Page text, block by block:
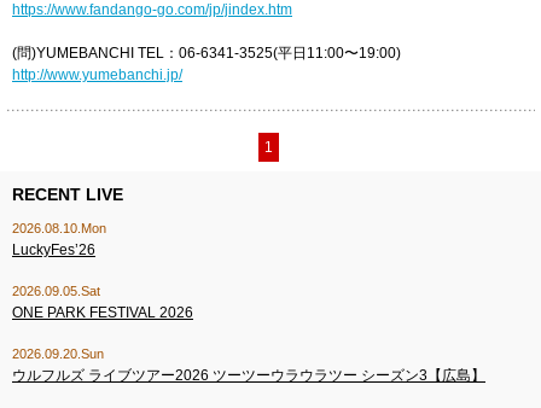
https://www.fandango-go.com/jp/jindex.htm
(問)YUMEBANCHI TEL：06-6341-3525(平日11:00〜19:00)
http://www.yumebanchi.jp/
1
RECENT LIVE
2026.08.10.Mon
LuckyFes’26
2026.09.05.Sat
ONE PARK FESTIVAL 2026
2026.09.20.Sun
ウルフルズ ライブツアー2026 ツーツーウラウラツー シーズン3【広島】